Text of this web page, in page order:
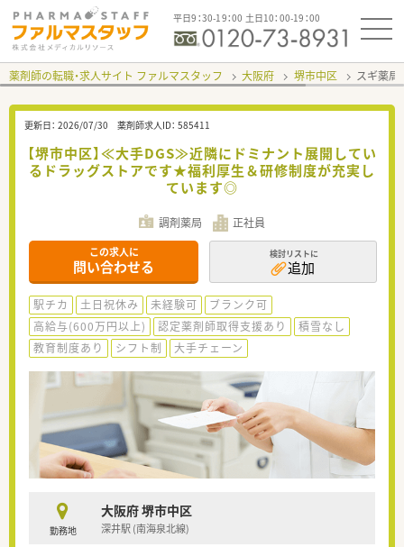
平日9：30-19：00 土日10：00-19：00
薬剤師の転職・求人サイト ファルマスタッフ 大阪府 堺市中区 スギ薬
更新日： 2026/07/30 薬剤師求人ID： 585411
【堺市中区】≪大手DGS≫近隣にドミナント展開してい
るドラッグストアです★福利厚生＆研修制度が充実し
ています◎
調剤薬局 正社員
この求人に
問い合わせる
検討リストに
追加
駅チカ 土日祝休み 未経験可
ブランク可
高給与(600万円以上)
認定薬剤師取得支援あり
積雪なし
教育制度あり
シフト制 大手チェーン
勤務地
大阪府 堺市中区
深井駅 (南海泉北線)